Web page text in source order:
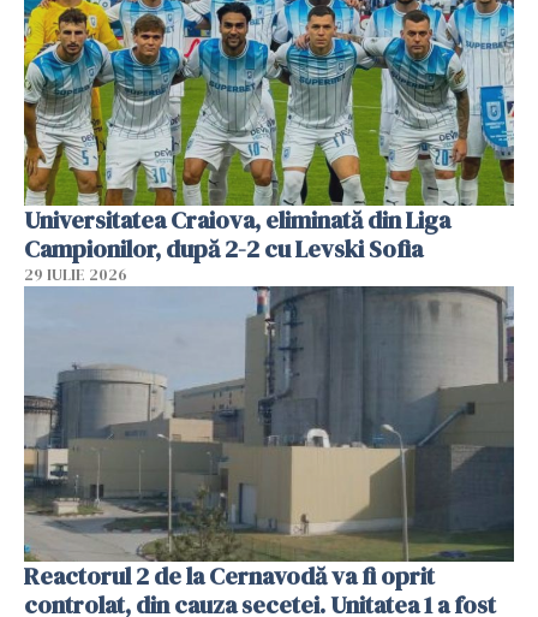
Universitatea Craiova, eliminată din Liga
Campionilor, după 2-2 cu Levski Sofia
29 IULIE 2026
Reactorul 2 de la Cernavodă va fi oprit
controlat, din cauza secetei. Unitatea 1 a fost